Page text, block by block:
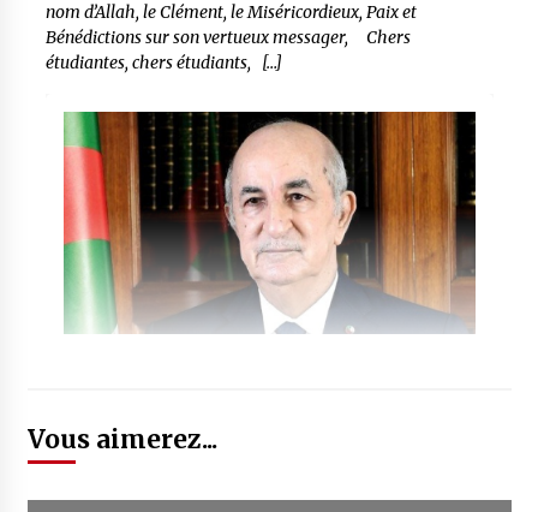
nom d’Allah, le Clément, le Miséricordieux, Paix et
Bénédictions sur son vertueux messager, Chers
étudiantes, chers étudiants, […]
Vous aimerez...